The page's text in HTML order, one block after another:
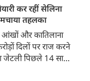
हैं। 45 साल की श्वेता
पर फैंस जमकर
इस बार श्वेता तिवारी
कुछ तस्वीरें शेयर
कर रहीं सेलिना
तहलका
आंखों और कातिलाना
दिलों पर राज करने
जेटली पिछले 14 साल